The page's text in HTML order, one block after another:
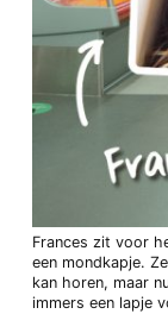
Frances zit voor
een mondkapje.
kan horen, maar
immers een lapje